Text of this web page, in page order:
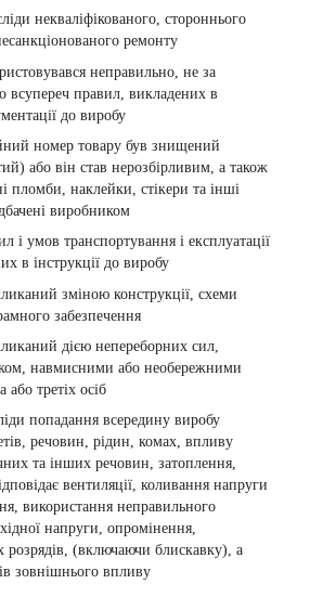
некваліфікованого, стороннього
ремонту
неправильно, не за
всупереч правил, викладених в
до виробу
номер товару був знищений
або він став нерозбірливим, а також
пломби, наклейки, стікери та інші
виробником
і умов транспортування і експлуатації
в інструкції до виробу
зміною конструкції, схеми
забезпечення
дією непереборних сил,
навмисними або необережними
або третіх осіб
попадання всередину виробу
речовин, рідин, комах, впливу
та інших речовин, затоплення,
вентиляції, коливання напруги
використання неправильного
напруги, опромінення,
розрядів, (включаючи блискавку), а
зовнішнього впливу